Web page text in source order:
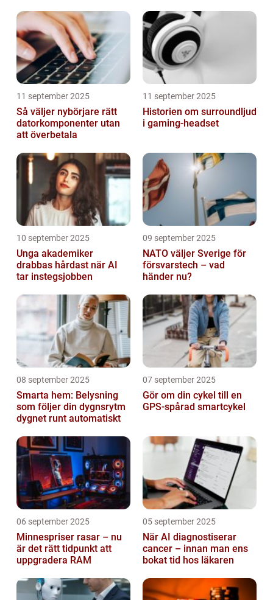
11 september 2025
Så väljer nybörjare rätt
datorkomponenter utan
att överbetala
11 september 2025
Historien om surroundljud
i gaming-headset
10 september 2025
Unga akademiker
drabbas hårdast när AI
tar instegsjobben
09 september 2025
NATO väljer Sverige för
försvarstech – vad
händer nu?
08 september 2025
Smarta hem: Belysning
som följer din dygnsrytm
dygnet runt automatiskt
07 september 2025
Gör om din cykel till en
GPS-spårad smartcykel
06 september 2025
Minnespriser rasar – nu
är det rätt tidpunkt att
uppgradera RAM
05 september 2025
När AI diagnostiserar
cancer – innan man ens
bokat tid hos läkaren